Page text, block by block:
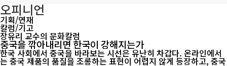
오피니언
기획/연재
칼럼/기고
장유리 교수의 문화칼럼
중국을 깎아내리면 한국이 강해지는가
한국 사회에서 중국을 바라보는 시선은 유난히 차갑다. 온라인에서
는 중국 제품의 품질을 조롱하는 표현이 어렵지 않게 등장하고, 중국